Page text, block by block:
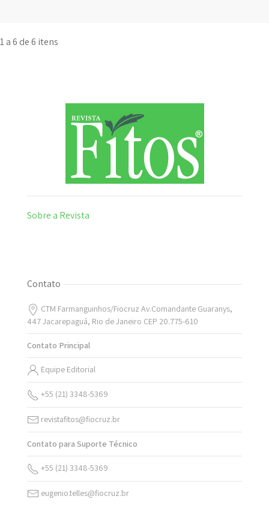
1 a 6 de 6 itens
Sobre a Revista
Contato
CTM Farmanguinhos/Fiocruz Av.Comandante Guaranys,
447 Jacarepaguá, Rio de Janeiro CEP 20.775-610
Contato Principal
Equipe Editorial
+55 (21) 3348-5369
revistafitos@fiocruz.br
Contato para Suporte Técnico
+55 (21) 3348-5369
eugenio.telles@fiocruz.br